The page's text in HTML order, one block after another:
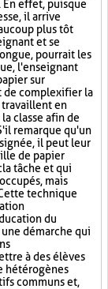
effet, puisque
il arrive
plus tôt
et se
pourrait les
l'enseignant
sur
de complexifier la
travaillent en
classe afin de
remarque qu'un
il peut leur
de papier
tâche et qui
mais
technique
du
démarche qui
à des élèves
hétérogènes
communs et,